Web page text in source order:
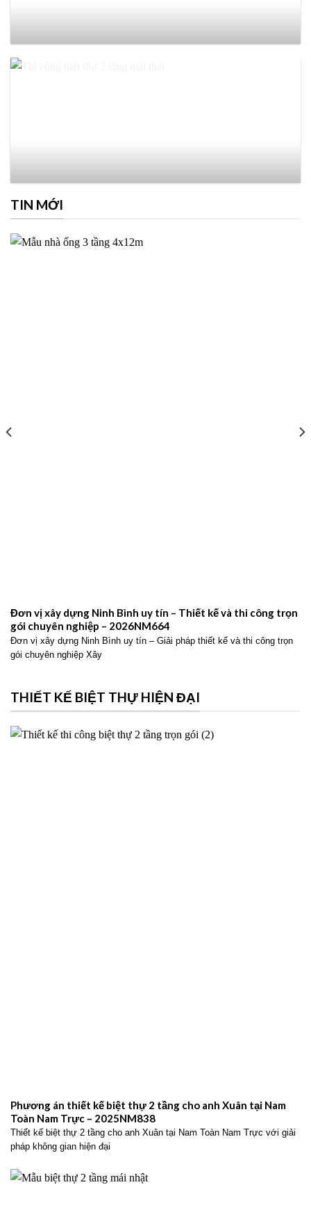
TIN MỚI
Đơn vị xây dựng Ninh Bình uy tín – Thiết kế và thi công trọn
gói chuyên nghiệp – 2026NM664
Đơn vị xây dựng Ninh Bình uy tín – Giải pháp thiết kế và thi công trọn
gói chuyên nghiệp Xây
THIẾT KẾ BIỆT THỰ HIỆN ĐẠI
Phương án thiết kế biệt thự 2 tầng cho anh Xuân tại Nam
Toàn Nam Trực – 2025NM838
Thiết kế biệt thự 2 tầng cho anh Xuân tại Nam Toàn Nam Trực với giải
pháp không gian hiện đại